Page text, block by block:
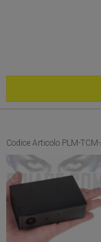
Codice Articolo PLM-